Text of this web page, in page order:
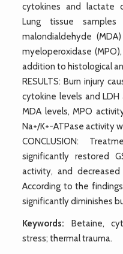
cytokines and lactate
Lung tissue
malondialdehyde
myeloperoxidase
addition to histological
RESULTS: Burn injury
cytokine levels and LDH
MDA levels, MPO
Na+/K+-ATPase activity
CONCLUSION:
significantly restored
activity, and
According to the
significantly diminishes
Keywords: Betaine,
stress; thermal trauma.